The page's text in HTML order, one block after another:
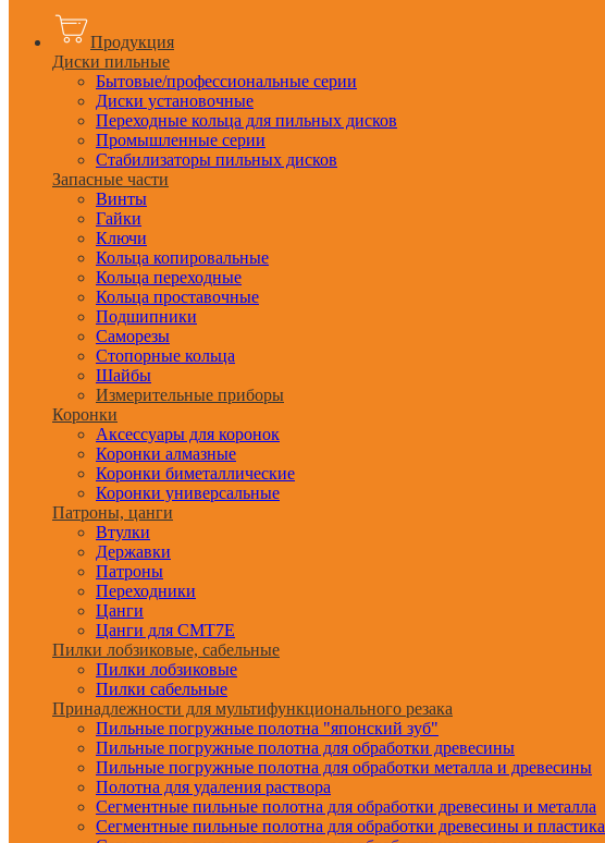
Продукция
Диски пильные
Бытовые/профессиональные серии
Диски установочные
Переходные кольца для пильных дисков
Промышленные серии
Стабилизаторы пильных дисков
Запасные части
Винты
Гайки
Ключи
Кольца копировальные
Кольца переходные
Кольца проставочные
Подшипники
Саморезы
Стопорные кольца
Шайбы
Измерительные приборы
Коронки
Аксессуары для коронок
Коронки алмазные
Коронки биметаллические
Коронки универсальные
Патроны, цанги
Втулки
Державки
Патроны
Переходники
Цанги
Цанги для CMT7E
Пилки лобзиковые, сабельные
Пилки лобзиковые
Пилки сабельные
Принадлежности для мультифункционального резака
Пильные погружные полотна "японский зуб"
Пильные погружные полотна для обработки древесины
Пильные погружные полотна для обработки металла и древесины
Полотна для удаления раствора
Сегментные пильные полотна для обработки древесины и металла
Сегментные пильные полотна для обработки древесины и пластика